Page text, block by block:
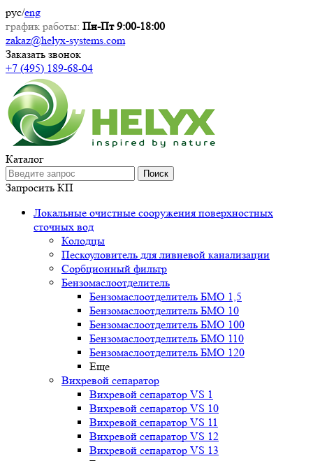
рус/eng
график работы: Пн-Пт 9:00-18:00
zakaz@helyx-systems.com
Заказать звонок
+7 (495) 189-68-04
Каталог
Поиск
Запросить КП
Локальные очистные сооружения поверхностных
сточных вод
Колодцы
Пескоуловитель для ливневой канализации
Сорбционный фильтр
Бензомаслоотделитель
Бензомаслоотделитель БМО 1,5
Бензомаслоотделитель БМО 10
Бензомаслоотделитель БМО 100
Бензомаслоотделитель БМО 110
Бензомаслоотделитель БМО 120
Еще
Вихревой сепаратор
Вихревой сепаратор VS 1
Вихревой сепаратор VS 10
Вихревой сепаратор VS 11
Вихревой сепаратор VS 12
Вихревой сепаратор VS 13